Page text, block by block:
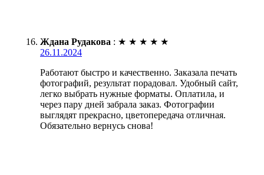
Ждана Рудакова : ★ ★ ★ ★ ★
26.11.2024
Работают быстро и качественно. Заказала печать
фотографий, результат порадовал. Удобный сайт,
легко выбрать нужные форматы. Оплатила, и
через пару дней забрала заказ. Фотографии
выглядят прекрасно, цветопередача отличная.
Обязательно вернусь снова!